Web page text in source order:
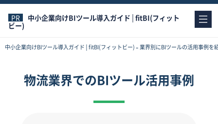
中小企業向けBIツール導入ガイド│fitBI(フィット
ビー)
中小企業向けBIツール導入ガイド│fitBI(フィットビー)»業界別にBIツールの活用事例を
物流業界でのBIツール活用事例